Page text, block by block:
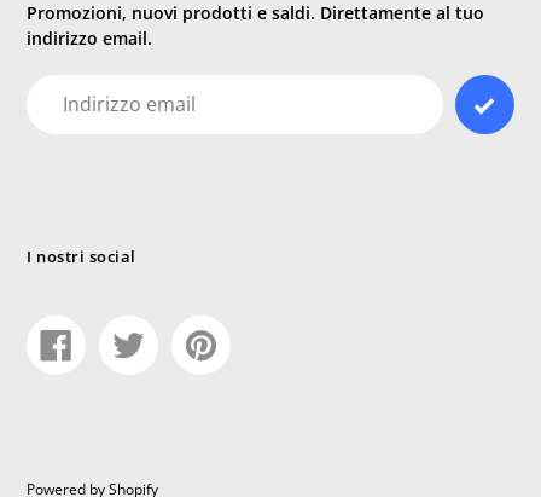
Promozioni, nuovi prodotti e saldi. Direttamente al tuo
indirizzo email.
I nostri social
Condividi
su
Tweet
su
Pin
su
Powered by Shopify